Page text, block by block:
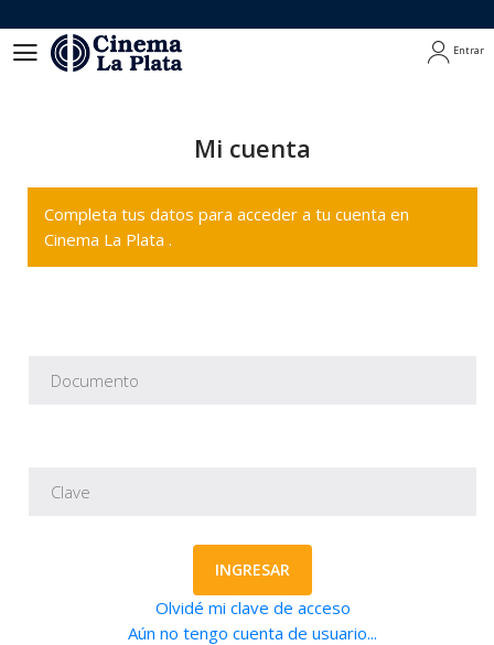
Entrar
Mi cuenta
Completa tus datos para acceder a tu cuenta en
Cinema La Plata .
INGRESAR
Olvidé mi clave de acceso
Aún no tengo cuenta de usuario...